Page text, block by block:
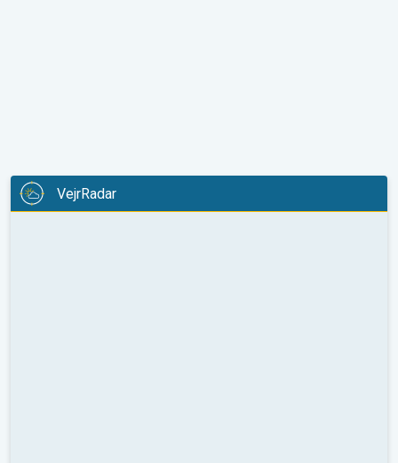
VejrRadar